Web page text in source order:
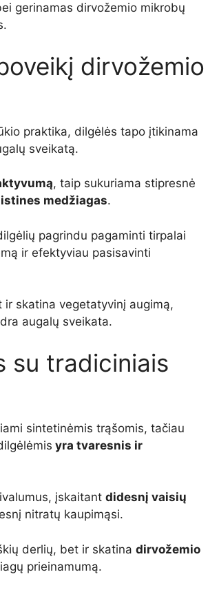
gerinamas dirvožemio mikrobų
dirvožemio
praktika, dilgėlės tapo įtikinama
sveikatą.
, taip sukuriama stipresnė
medžiagas.
pagrindu pagaminti tirpalai
ir efektyviau pasisavinti
skatina vegetatyvinį augimą,
augalų sveikata.
su tradiciniais
sintetinėmis trąšomis, tačiau
yra tvaresnis ir
įskaitant didesnį vaisių
nitratų kaupimąsi.
derlių, bet ir skatina dirvožemio
prieinamumą.